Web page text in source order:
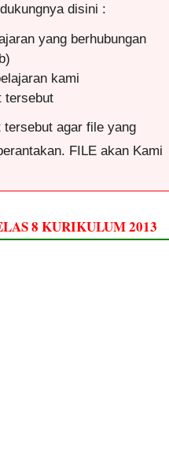
disini :
yang berhubungan
kami
tersebut
tersebut agar file yang
FILE akan Kami
8 KURIKULUM 2013